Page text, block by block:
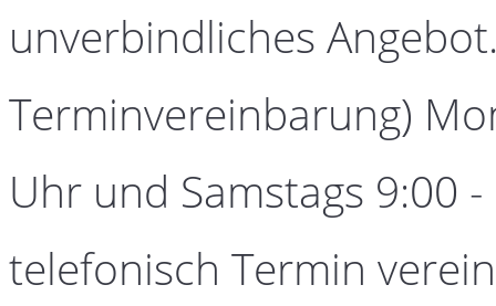
unverbindliches
Terminvereinbarung)
Uhr und Samstags 9:00
telefonisch Termin